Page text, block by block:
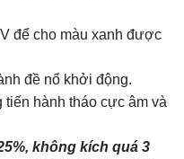
để cho màu xanh được
đề nổ khởi động.
hành tháo cực âm và
không kích quá 3